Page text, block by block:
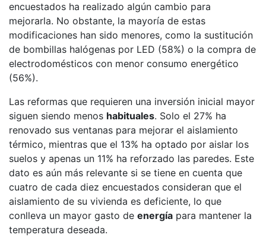
encuestados ha realizado algún cambio para
mejorarla. No obstante, la mayoría de estas
modificaciones han sido menores, como la sustitución
de bombillas halógenas por LED (58%) o la compra de
electrodomésticos con menor consumo energético
(56%).
Las reformas que requieren una inversión inicial mayor
siguen siendo menos habituales. Solo el 27% ha
renovado sus ventanas para mejorar el aislamiento
térmico, mientras que el 13% ha optado por aislar los
suelos y apenas un 11% ha reforzado las paredes. Este
dato es aún más relevante si se tiene en cuenta que
cuatro de cada diez encuestados consideran que el
aislamiento de su vivienda es deficiente, lo que
conlleva un mayor gasto de energía para mantener la
temperatura deseada.